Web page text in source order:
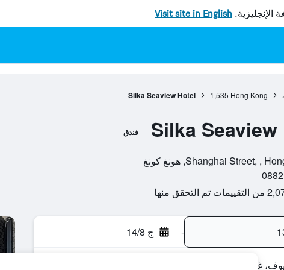
الإنجليزية. Visit site in English
Hong Kong
1,535
Silka Seaview Hotel
Silka Seaview فندق
تم التحقق منها
- ج 14/8